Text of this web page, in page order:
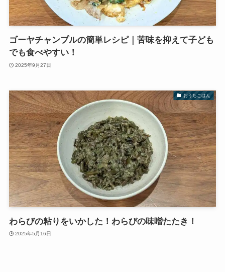
ゴーヤチャンプルの簡単レシピ｜苦味を抑えて子ども
でも食べやすい！
2025年9月27日
おうちごはん
わらびの粘りをいかした！わらびの味噌たたき！
2025年5月16日